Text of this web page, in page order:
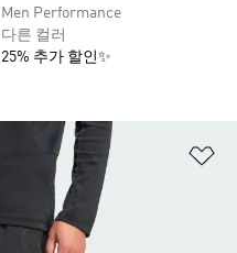
Men Performance
다른 컬러
25% 추가 할인✨